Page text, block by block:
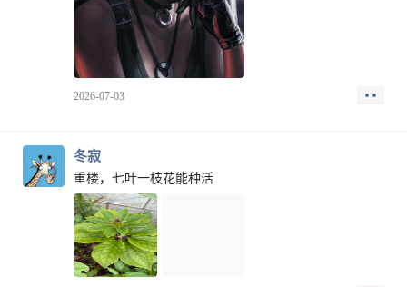
2026-07-03
冬寂
重楼，七叶一枝花能种活